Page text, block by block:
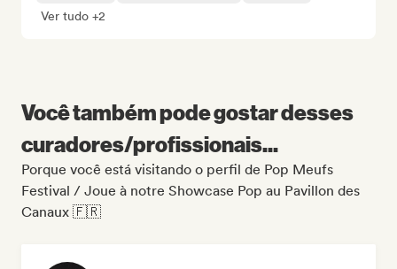
Ver tudo +2
Você também pode gostar desses
curadores/profissionais...
Porque você está visitando o perfil de Pop Meufs
Festival / Joue à notre Showcase Pop au Pavillon des
Canaux 🇫🇷